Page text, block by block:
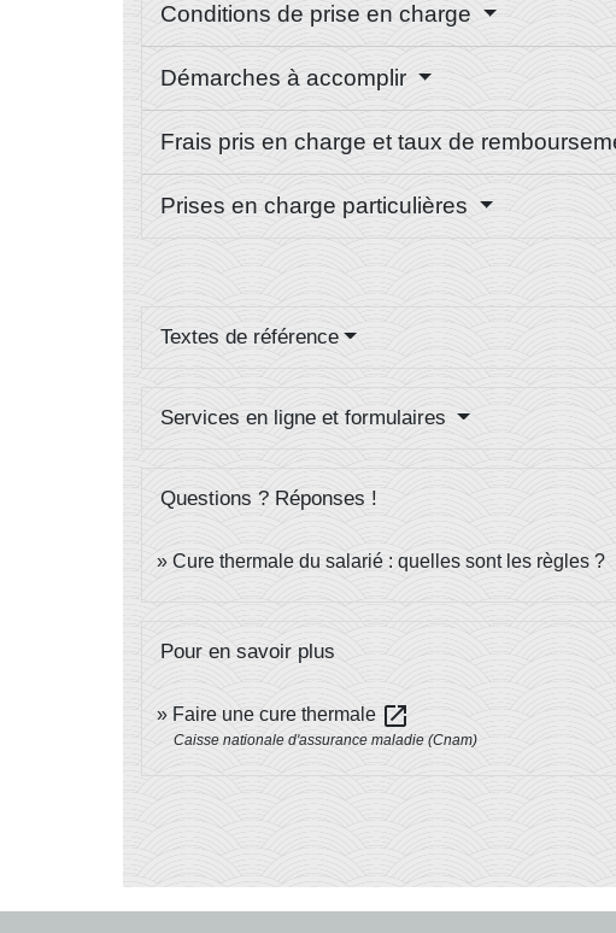
Conditions de prise en charge
Démarches à accomplir
Frais pris en charge et taux de
Prises en charge particulières
Textes de référence
Services en ligne et formulaires
Questions ? Réponses !
Cure thermale du salarié : quelles sont les règles ?
Pour en savoir plus
Faire une cure thermale open_in_new
Caisse nationale d'assurance maladie (Cnam)